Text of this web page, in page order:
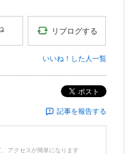
リブログする
いいね！した人一覧
ポスト
記事を報告する
アクセスが簡単になります